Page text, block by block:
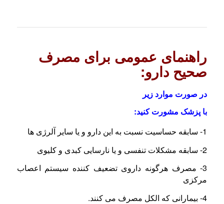
راهنمای عمومی برای مصرف
صحیح دارو:
در صورت موارد زیر
با پزشک مشورت کنید:
1- سابقه حساسیت نسبت به این دارو و یا سایر آلرژی ها
2- سابقه مشکلات تنفسی و یا نارسایی کبدی و کلیوی
3- مصرف هرگونه داروی تضعیف کننده سیستم اعصاب
مرکزی
4- بیمارانی که الکل مصرف می کنند.